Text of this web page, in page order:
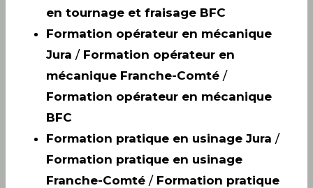
en tournage et fraisage BFC
Formation opérateur en mécanique
Jura / Formation opérateur en
mécanique Franche-Comté /
Formation opérateur en mécanique
BFC
Formation pratique en usinage Jura /
Formation pratique en usinage
Franche-Comté / Formation pratique